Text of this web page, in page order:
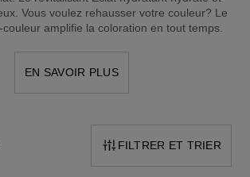
Vous voulez rehausser votre couleur? Le
amplifie la coloration en tout temps.
EN SAVOIR PLUS
FILTRER ET TRIER